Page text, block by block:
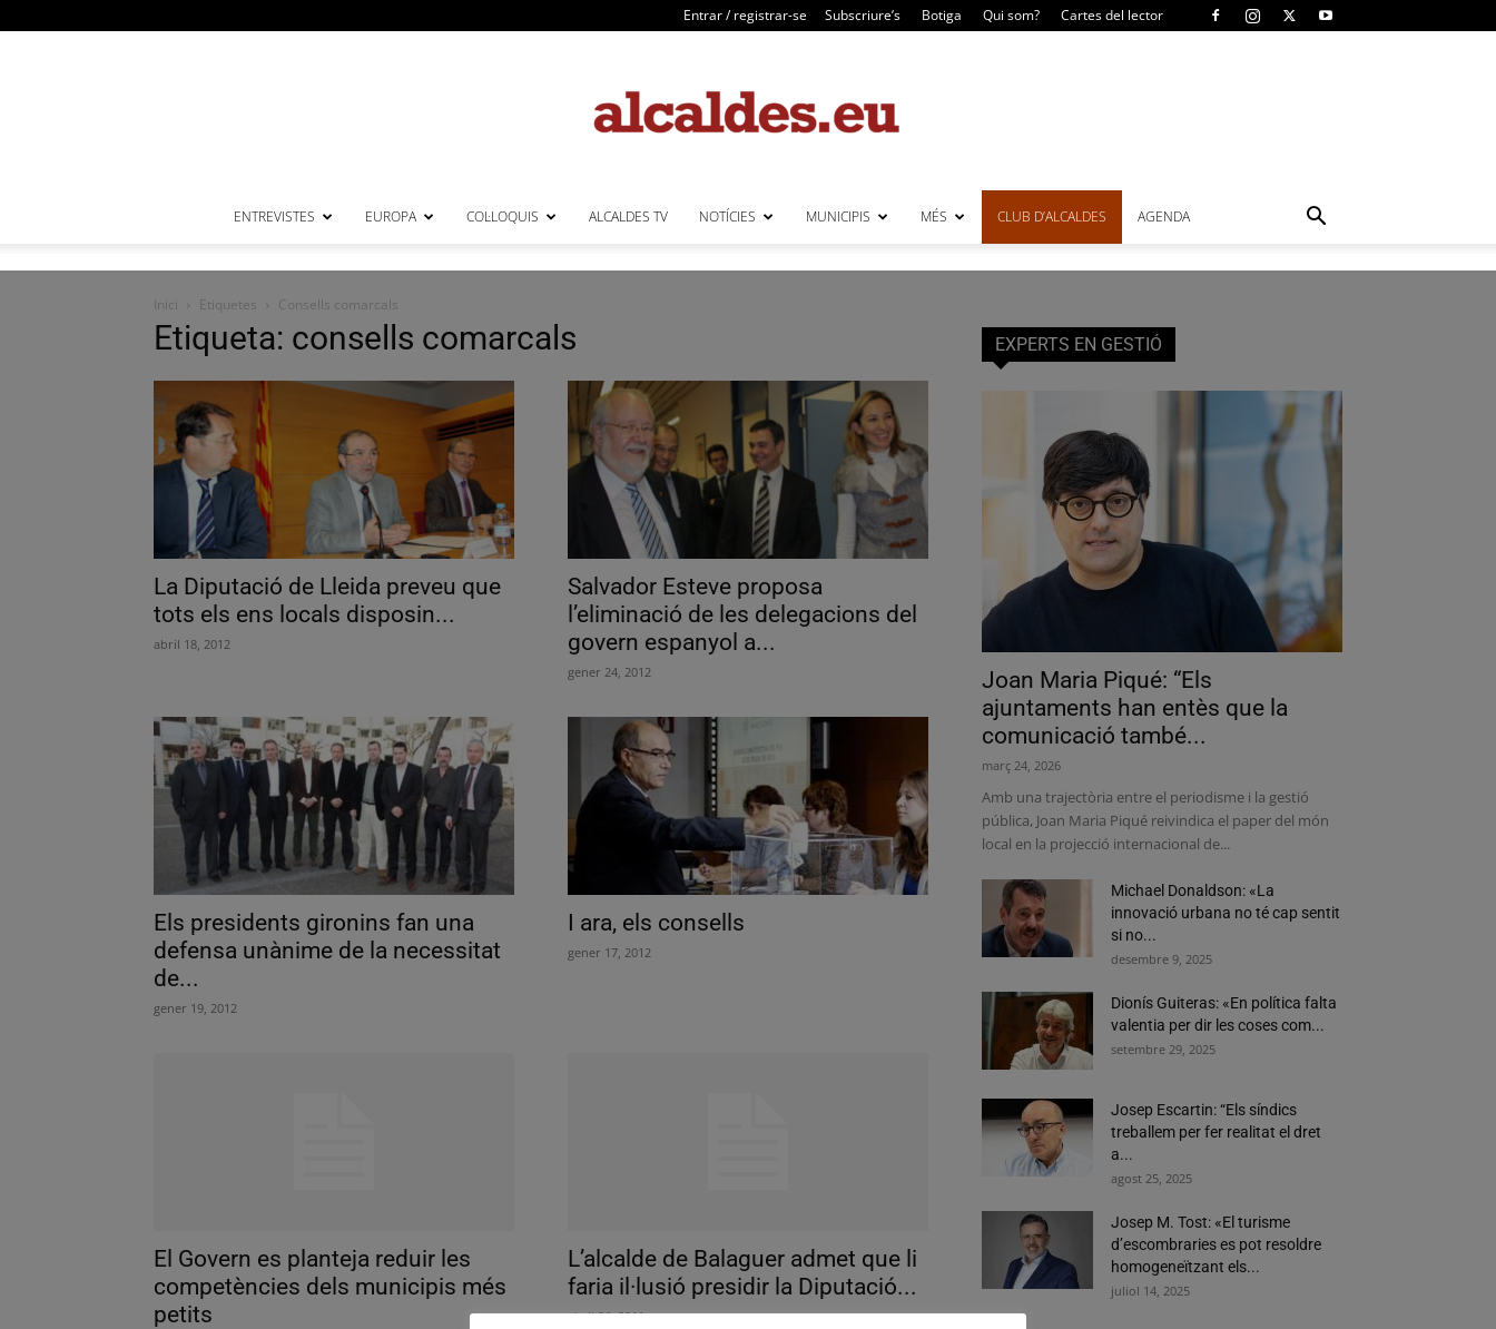
Entrar / registrar-se Subscriure’s Botiga Qui som? Cartes del lector
ENTREVISTES EUROPA COL·LOQUIS ALCALDES TV NOTÍCIES MUNICIPIS MÉS CLUB D’ALCALDES AGENDA
Inici Etiquetes Consells comarcals
Etiqueta: consells comarcals
La Diputació de Lleida preveu que
tots els ens locals disposin...
abril 18, 2012
Salvador Esteve proposa
l’eliminació de les delegacions del
govern espanyol a...
gener 24, 2012
Els presidents gironins fan una
defensa unànime de la necessitat
de...
gener 19, 2012
I ara, els consells
gener 17, 2012
El Govern es planteja reduir les
competències dels municipis més
petits
L’alcalde de Balaguer admet que li
faria il·lusió presidir la Diputació...
abril 26, 2011
EXPERTS EN GESTIÓ
Joan Maria Piqué: “Els
ajuntaments han entès que la
comunicació també...
març 24, 2026
Amb una trajectòria entre el periodisme i la gestió
pública, Joan Maria Piqué reivindica el paper del món
local en la projecció internacional de...
Michael Donaldson: «La
innovació urbana no té cap sentit
si no...
desembre 9, 2025
Dionís Guiteras: «En política falta
valentia per dir les coses com...
setembre 29, 2025
Josep Escartin: “Els síndics
treballem per fer realitat el dret
a...
agost 25, 2025
Josep M. Tost: «El turisme
d’escombraries es pot resoldre
homogeneïtzant els...
juliol 14, 2025